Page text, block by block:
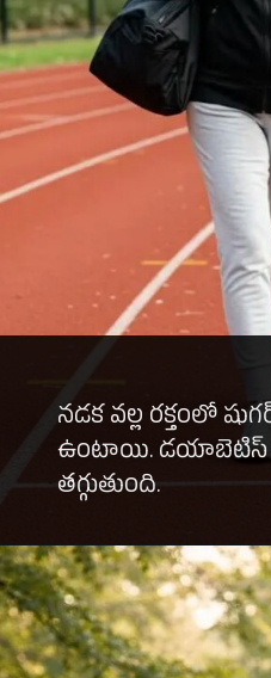
నడక వల్ల రక్తంలో
ఉంటాయి. డయాబెటిస్
తగ్గుతుంది.